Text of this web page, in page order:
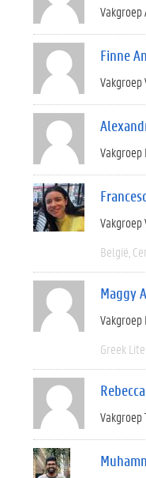
Vakgroep
Finne
België
Maggy
Greek
Vakgroep